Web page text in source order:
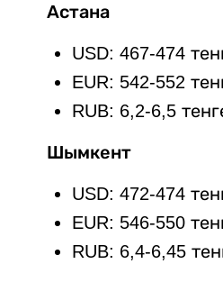
Астана
USD: 467-474
EUR: 542-552
RUB: 6,2-6,5
Шымкент
USD: 472-474
EUR: 546-550
RUB: 6,4-6,45